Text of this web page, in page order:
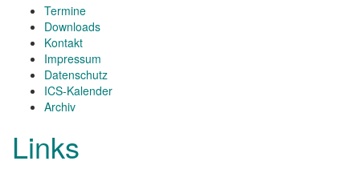
Termine
Downloads
Kontakt
Impressum
Datenschutz
ICS-Kalender
Archiv
Links